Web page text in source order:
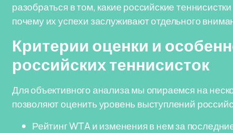
разобраться в том, какие российские
почему их успехи заслуживают отдельного
Критерии оценки и
российских теннисисток
Для объективного анализа мы опираемся на
позволяют оценить уровень выступлений
Рейтинг WTA и изменения в нем за